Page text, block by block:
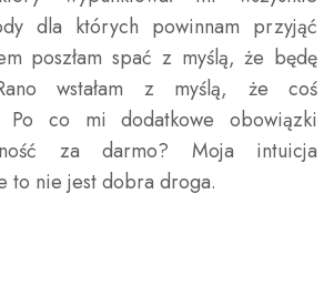
dla których powinnam przyjąć
poszłam spać z myślą, że będę
wstałam z myślą, że coś
co mi dodatkowe obowiązki
za darmo? Moja intuicja
to nie jest dobra droga.